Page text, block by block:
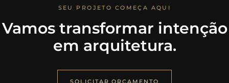
SEU PROJETO COMEÇA AQUI
Vamos transformar intenção
em arquitetura.
SOLICITAR ORÇAMENTO